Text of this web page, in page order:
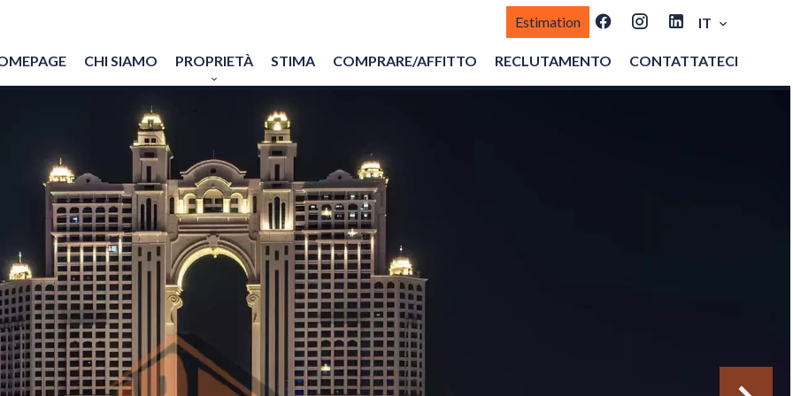
Estimation IT
CHI SIAMO PROPRIETÀ STIMA COMPRARE/AFFITTO RECLUTAMENTO CONTATTATECI